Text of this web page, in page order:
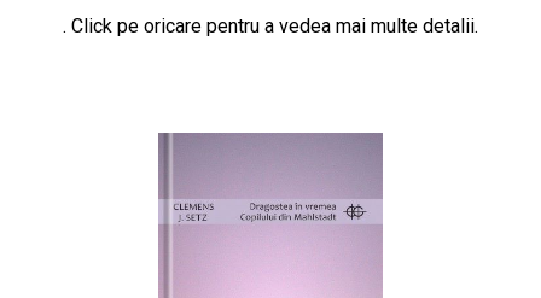
. Click pe oricare pentru a vedea mai multe detalii.